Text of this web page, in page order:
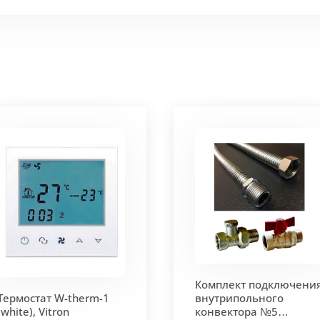
покрытием чёрного цвета.
- золото, бронза, чёрный, серебро (без доплат)
решетки - 13мм.Может быть изменена на 10 или 18
W-therm-1
Vitron
Комплект
внутрипольного
конвектора №5